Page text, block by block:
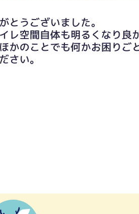
とうございました。
レ空間自体も明るくなり良
かのことでも何かお困りご
さい。